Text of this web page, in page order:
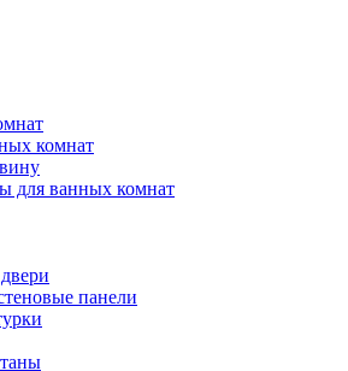
комнат
для ванных комнат
панели